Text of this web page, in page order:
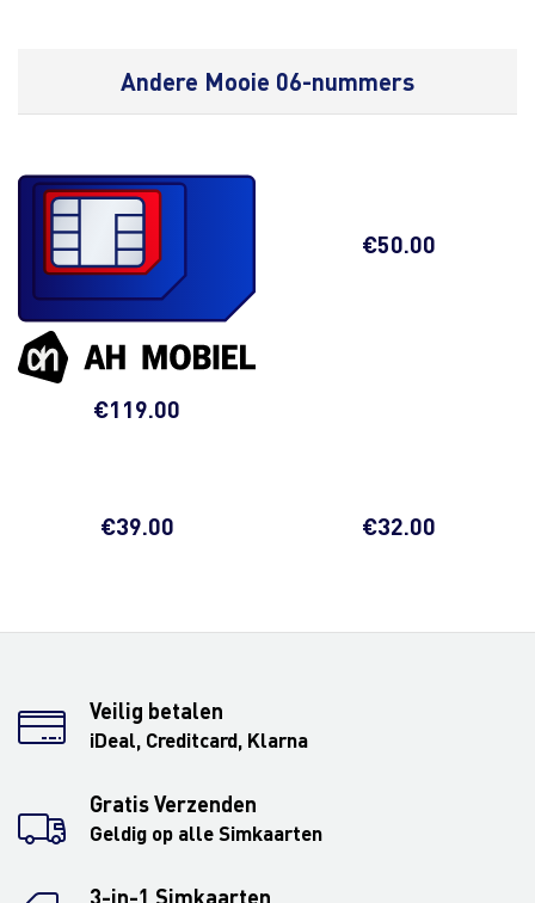
Andere Mooie 06-nummers
€119.00
€50.00
€39.00 €32.00
Veilig betalen
iDeal, Creditcard, Klarna
Gratis Verzenden
Geldig op alle Simkaarten
3-in-1 Simkaarten